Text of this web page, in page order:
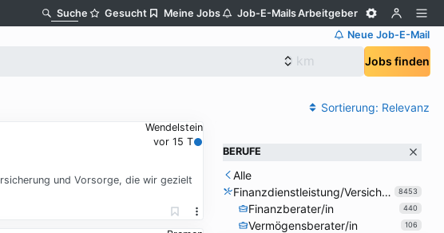
Suche Gesucht Meine Jobs Job-E-MailsArbeitgeber
Neue Job-E-Mail
Jobs finden
Sortierung: Relevanz
Wendelstein
vor 15 T
und Vorsorge, die wir gezielt
BERUFE
Alle
Finanzdienstleistung/Versicherung
8453
Finanzberater/in 440
Vermögensberater/in 106